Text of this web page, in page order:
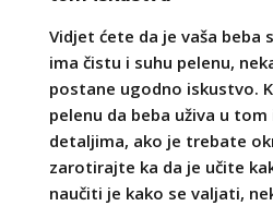
Vidjet ćete da je vaša beba
ima čistu i suhu pelenu,
postane ugodno iskustvo.
pelenu da beba uživa u
detaljima, ako je trebate
zarotirajte ka da je učite
naučiti je kako se valjati,